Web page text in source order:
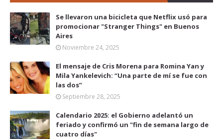
Se llevaron una bicicleta que Netflix usó para
promocionar "Stranger Things" en Buenos
Aires
Noviembre 24, 2025
El mensaje de Cris Morena para Romina Yan y
Mila Yankelevich: “Una parte de mí se fue con
las dos”
Septiembre 28, 2025
Calendario 2025: el Gobierno adelantó un
feriado y confirmó un "fin de semana largo de
cuatro días"